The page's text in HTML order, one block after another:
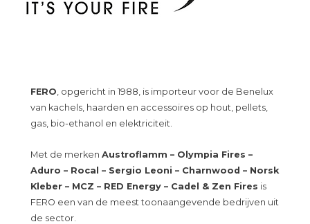
FERO , opgericht in 1988, is importeur voor de Benelux
van kachels, haarden en accessoires op hout, pellets,
gas, bio-ethanol en elektriciteit.
Met de merken Austroflamm – Olympia Fires –
Aduro – Rocal – Sergio Leoni – Charnwood – Norsk
Kleber – MCZ – RED Energy – Cadel & Zen Fires is
FERO een van de meest toonaangevende bedrijven uit
de sector.